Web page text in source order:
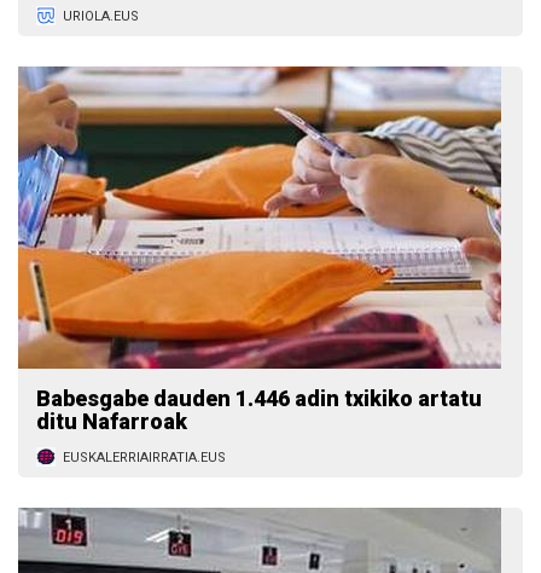
URIOLA.EUS
Babesgabe dauden 1.446 adin txikiko artatu
ditu Nafarroak
EUSKALERRIAIRRATIA.EUS